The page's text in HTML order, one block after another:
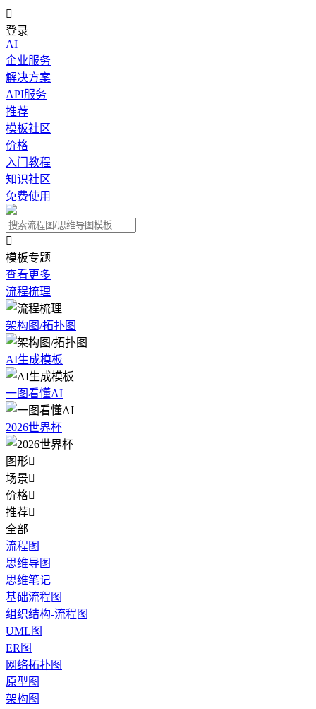

登录
AI
企业服务
解决方案
API服务
推荐
模板社区
价格
入门教程
知识社区
免费使用

模板专题
查看更多
流程梳理
架构图/拓扑图
AI生成模板
一图看懂AI
2026世界杯
图形
场景
价格
推荐
全部
流程图
思维导图
思维笔记
基础流程图
组织结构-流程图
UML图
ER图
网络拓扑图
原型图
架构图